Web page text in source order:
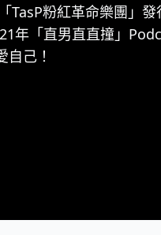
TasP粉紅革命樂團」發
年「直男直直撞」
己！